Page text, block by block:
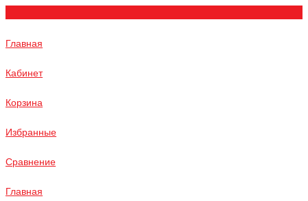
Главная
Кабинет
Корзина
Избранные
Сравнение
Главная